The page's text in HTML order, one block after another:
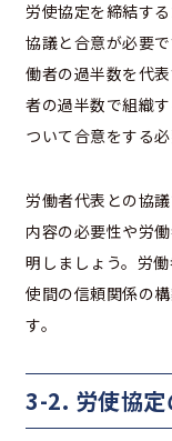
労使協定を締結す
協議と合意が必要
働者の過半数を代
者の過半数で組織
ついて合意をする必
労働者代表との協
内容の必要性や労
明しましょう。労
使間の信頼関係の
す。
3-2. 労使協定